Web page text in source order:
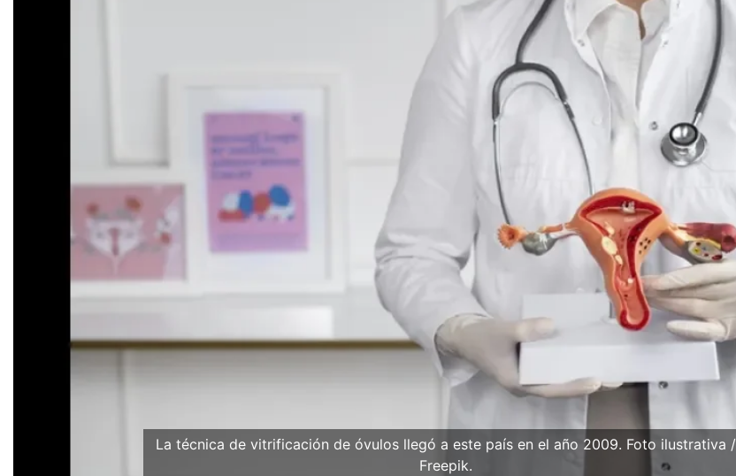
La técnica de vitrificación de óvulos llegó a este país en el año 2009. Foto ilustrativa /
Freepik.